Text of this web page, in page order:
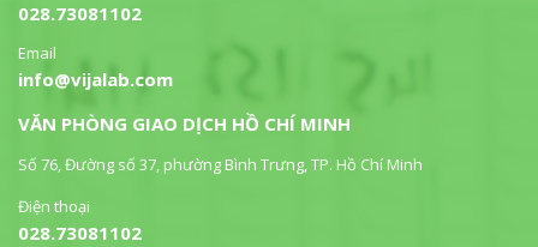
028.73081102
Email
info@vijalab.com
VĂN PHÒNG GIAO DỊCH HỒ CHÍ MINH
Số 76, Đường số 37, phường Bình Trưng, TP. Hồ Chí Minh
Điện thoại
028.73081102